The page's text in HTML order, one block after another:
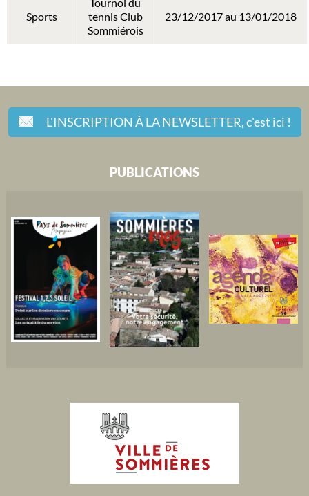
Sports
Tournoi du
tennis Club
Sommiérois
23/12/2017 au 13/01/2018
L'INSCRIPTION À LA NEWSLETTER,c'est ici !
PUBLICATIONS